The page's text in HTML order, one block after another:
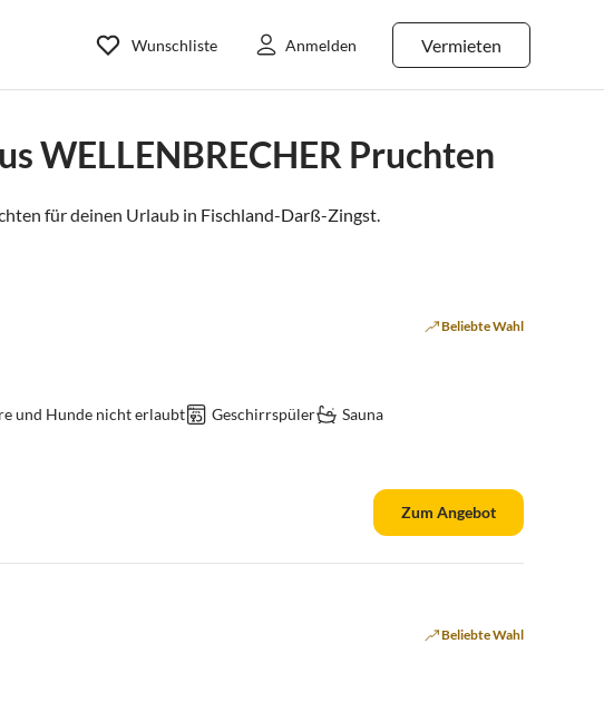
Vermieten
Wunschliste Anmelden
WELLENBRECHER Pruchten
für deinen Urlaub in Fischland-Darß-Zingst.
Beliebte Wahl
und Hunde nicht erlaubt Geschirrspüler Sauna
Zum Angebot
Beliebte Wahl